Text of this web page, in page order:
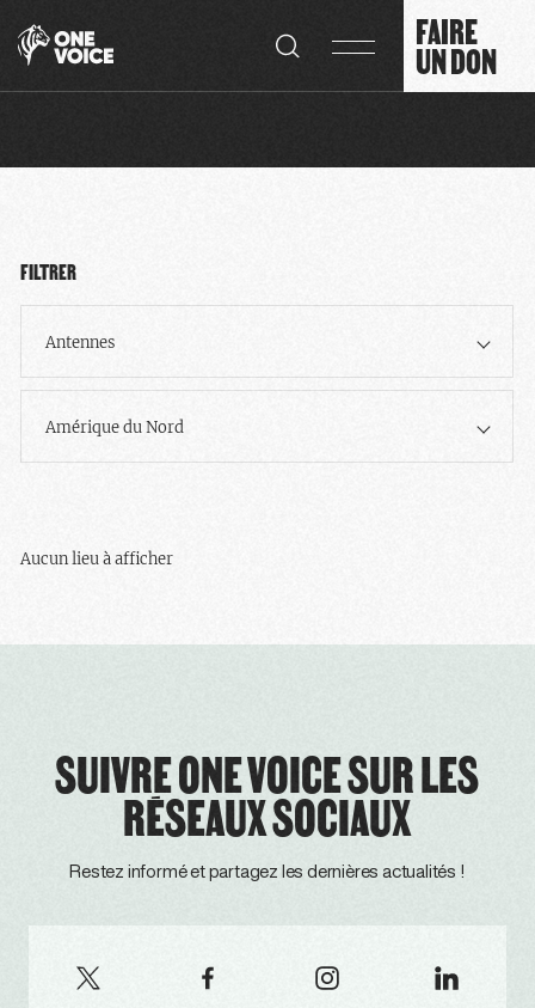
FAIRE
UN DON
FILTRER
Antennes
Amérique du Nord
Aucun lieu à afficher
SUIVRE ONE VOICE SUR LES
RÉSEAUX SOCIAUX
Restez informé et partagez les dernières actualités !